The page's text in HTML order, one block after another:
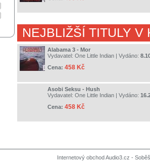
NEJBLIŽŠÍ TITULY V
Alabama 3 - Mor
Vydavatel: One Little Indian | Vydáno:
Cena: 458 Kč
Asobi Seksu - Hush
Vydavatel: One Little Indian | Vydáno:
Cena: 458 Kč
Internetový obchod Audio3.cz -